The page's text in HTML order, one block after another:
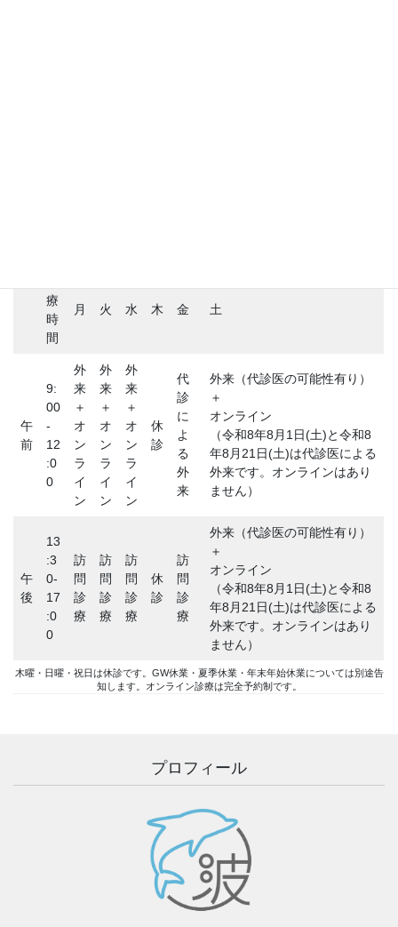
療
時
間
月 火 水 木 金 土
午
前
9:
00
-
12
:0
0
外
来
＋
オ
ン
ラ
イ
ン
外
来
＋
オ
ン
ラ
イ
ン
外
来
＋
オ
ン
ラ
イ
ン
休
診
代
診
に
よ
る
外
来
外来（代診医の可能性有り）
＋
オンライン
（令和8年8月1日(土)と令和8
年8月21日(土)は代診医による
外来です。オンラインはあり
ません）
午
後
13
:3
0-
17
:0
0
訪
問
診
療
訪
問
診
療
訪
問
診
療
休
診
訪
問
診
療
外来（代診医の可能性有り）
＋
オンライン
（令和8年8月1日(土)と令和8
年8月21日(土)は代診医による
外来です。オンラインはあり
ません）
木曜・日曜・祝日は休診です。GW休業・夏季休業・年末年始休業については別途告
知します。オンライン診療は完全予約制です。
プロフィール